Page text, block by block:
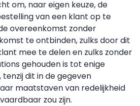
om, naar eigen keuze, de
van een klant op te
overeenkomst zonder
te ontbinden, zulks door dit
mee te delen en zulks zonder
gehouden is tot enige
dit in de gegeven
maatstaven van redelijkheid
zou zijn.